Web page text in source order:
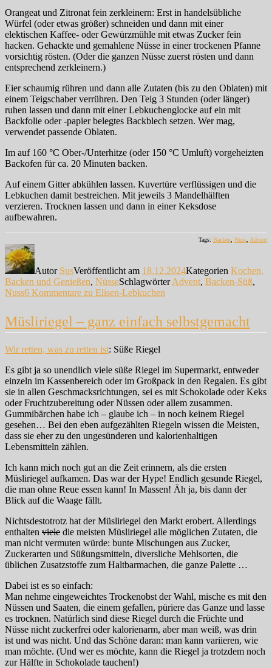
Orangeat und Zitronat fein zerkleinern: Erst in handelsübliche
Würfel (oder etwas größer) schneiden und dann mit einer
elektischen Kaffee- oder Gewürzmühle mit etwas Zucker fein
hacken. Gehackte und gemahlene Nüsse in einer trockenen Pfanne
vorsichtig rösten. (Oder die ganzen Nüsse zuerst rösten und dann
entsprechend zerkleinern.)
Eier schaumig rühren und dann alle Zutaten (bis zu den Oblaten) mit
einem Teigschaber verrühren. Den Teig 3 Stunden (oder länger)
ruhen lassen und dann mit einer Lebkuchenglocke auf ein mit
Backfolie oder -papier belegtes Backblech setzen. Wer mag,
verwendet passende Oblaten.
Im auf 160 °C Ober-/Unterhitze (oder 150 °C Umluft) vorgeheizten
Backofen für ca. 20 Minuten backen.
Auf einem Gitter abkühlen lassen. Kuvertüre verflüssigen und die
Lebkuchen damit bestreichen. Mit jeweils 3 Mandelhälften
verzieren. Trocknen lassen und dann in einer Keksdose
aufbewahren.
Tags: Backen Nuss Advent
Autor SusVeröffentlicht am 18.12.2024Kategorien Kochen,
Backen und Genießen, NüsseSchlagwörterAdvent, Backen-Süß,
Nuss6 Kommentare zu Elisen-Lebkuchen
Müsliriegel – ganz einfach selbstgemacht
Wir retten, was zu retten ist: Süße Riegel
Es gibt ja so unendlich viele süße Riegel im Supermarkt, entweder
einzeln im Kassenbereich oder im Großpack in den Regalen. Es gibt
sie in allen Geschmacksrichtungen, sei es mit Schokolade oder Keks
oder Fruchtzubereitung oder Nüssen oder allem zusammen.
Gummibärchen habe ich – glaube ich – in noch keinem Riegel
gesehen… Bei den eben aufgezählten Riegeln wissen die Meisten,
dass sie eher zu den ungesünderen und kalorienhaltigen
Lebensmitteln zählen.
Ich kann mich noch gut an die Zeit erinnern, als die ersten
Müsliriegel aufkamen. Das war der Hype! Endlich gesunde Riegel,
die man ohne Reue essen kann! In Massen! Äh ja, bis dann der
Blick auf die Waage fällt.
Nichtsdestotrotz hat der Müsliriegel den Markt erobert. Allerdings
enthalten viele die meisten Müsliriegel alle möglichen Zutaten, die
man nicht vermuten würde: bunte Mischungen aus Zucker,
Zuckerarten und Süßungsmitteln, diversliche Mehlsorten, die
üblichen Zusatzstoffe zum Haltbarmachen, die ganze Palette …
Dabei ist es so einfach:
Man nehme eingeweichtes Trockenobst der Wahl, mische es mit den
Nüssen und Saaten, die einem gefallen, püriere das Ganze und lasse
es trocknen. Natürlich sind diese Riegel durch die Früchte und
Nüsse nicht zuckerfrei oder kalorienarm, aber man weiß, was drin
ist und was nicht. Und das Schöne daran: man kann variieren, wie
man möchte. (Und wer es möchte, kann die Riegel ja trotzdem noch
zur Hälfte in Schokolade tauchen!)